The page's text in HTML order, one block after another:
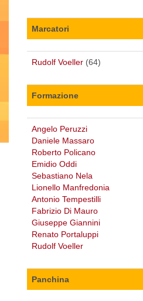
Marcatori
Rudolf Voeller (64)
Formazione
Angelo Peruzzi
Daniele Massaro
Roberto Policano
Emidio Oddi
Sebastiano Nela
Lionello Manfredonia
Antonio Tempestilli
Fabrizio Di Mauro
Giuseppe Giannini
Renato Portaluppi
Rudolf Voeller
Panchina